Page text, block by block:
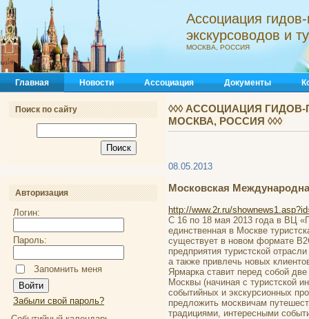
Ассоциация
экскурсоводов и
МОСКВА, РОССИЯ
Главная Новости Ассоциация Документы
Поиск по сайту
Авторизация
Логин:
Пароль:
Запомнить меня
Забыли свой пароль?
◊◊◊ АССОЦИАЦИЯ
МОСКВА, РОССИЯ ◊◊◊
08.05.2013
Московская
http://www.2r.ru/
С 16 по 18 мая 2013 года в ВЦ
единственная в Москве
существует в новом формате
предприятия туристской
а также привлечь новых
Ярмарка ставит перед собой
Москвы (начиная с туристской
событийных и экскурсионных
предложить москвичам
традициями, интересными